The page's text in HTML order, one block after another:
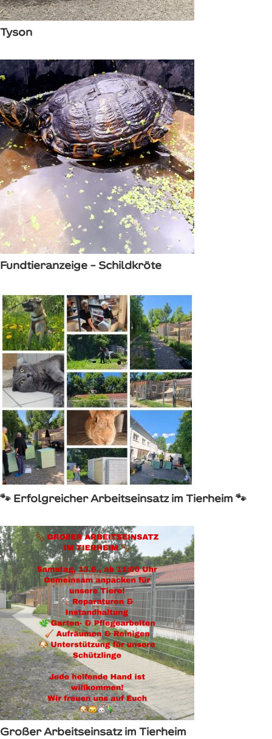
Tyson
Fundtieranzeige – Schildkröte
🐾 Erfolgreicher Arbeitseinsatz im Tierheim 🐾
Großer Arbeitseinsatz im Tierheim